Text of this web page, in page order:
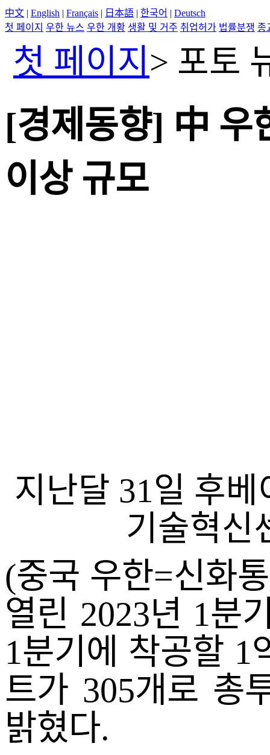
中文 | English | Français | 日本語 | 한국어 | Deutsch
첫 페이지 우한 뉴스 우한 개황 생활 및 거주 취업허가 법률분쟁 종
첫 페이지 > 포토
[경제동향] 中 우
이상 규모
지난달 31일 후
기술혁신
(중국 우한=신화
열린 2023년 1분
1분기에 착공할 1
트가 305개로 총
밝혔다.